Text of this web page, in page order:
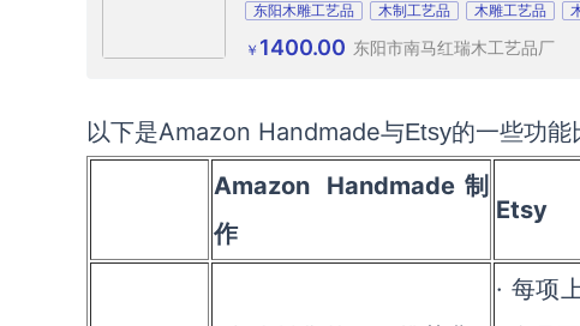
东阳木雕工艺品 木制工艺品 木雕工艺品
￥ 1400.00 东阳市南马红瑞木工艺品厂
以下是Amazon Handmade与Etsy的一些功能
Amazon Handmade制
作
Etsy
· 每项